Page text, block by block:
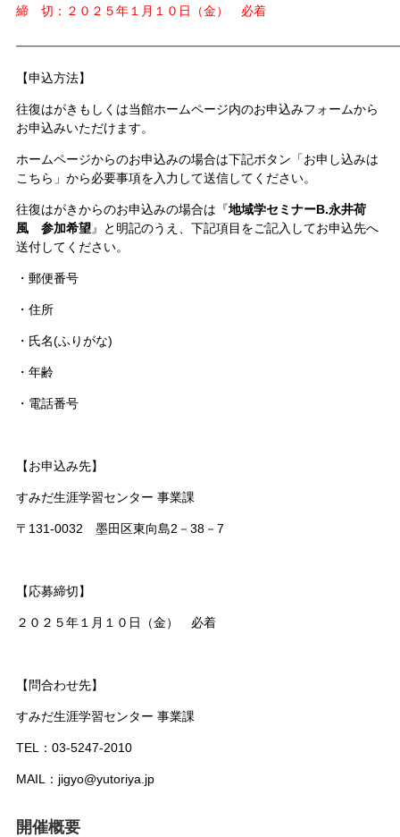
締 切：２０２５年１月１０日（金） 必着
【申込方法】
往復はがきもしくは当館ホームページ内のお申込みフォームから
お申込みいただけます。
ホームページからのお申込みの場合は下記ボタン「お申し込みは
こちら」から必要事項を入力して送信してください。
往復はがきからのお申込みの場合は『地域学セミナーB.永井荷
風 参加希望』と明記のうえ、下記項目をご記入してお申込先へ
送付してください。
・郵便番号
・住所
・氏名(ふりがな)
・年齢
・電話番号
【お申込み先】
すみだ生涯学習センター 事業課
〒131-0032 墨田区東向島2－38－7
【応募締切】
２０２５年１月１０日（金） 必着
【問合わせ先】
すみだ生涯学習センター 事業課
TEL：03-5247-2010
MAIL：jigyo@yutoriya.jp
開催概要